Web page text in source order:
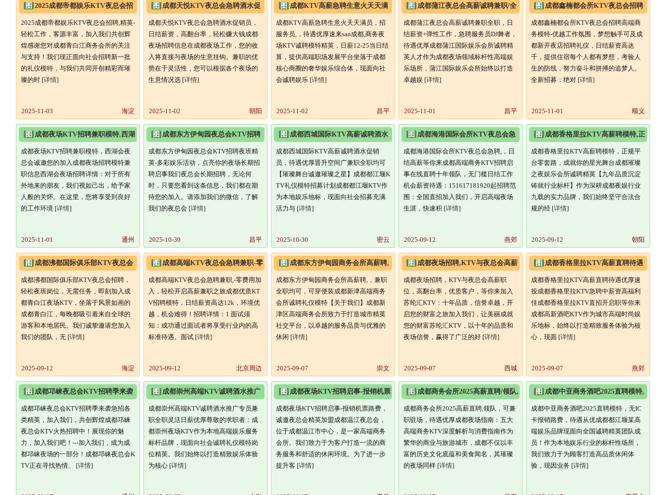
图 2025成都帝都娱乐KTV夜总会招
聘,精英-轻松工作,客
2025成都帝都娱乐KTV夜总会招聘,精英-
轻松工作，客源丰富，加入我们共创辉
煌感谢您对成都青白江商务会所的关注
与支持！我们现正面向社会招聘新一批
的礼仪模特，与我们共同开创精彩而璀
璨的时 [详情]
2025-11-03 海淀
图 成都天悦KTV夜总会急聘酒水促
销员,日结薪资,高翻台率,轻松
成都天悦KTV夜总会急聘酒水促销员，
日结薪资，高翻台率，轻松赚大钱成都
夜场招聘信息在成都夜场工作，您的收
入将直接与夜场的生意挂钩。兼职的优
势在于灵活性，您可以根据各个夜场的
生意情况选 [详情]
2025-11-02 朝阳
图 成都KTV高薪急聘生意火天天满
员,招服务员/,待遇优
成都KTV高薪急聘生意火天天满员，招
服务员,，待遇优厚速来san成都,商务夜
场KTV诚聘模特精英，日薪12-25当日结
算，提供高端职场发展平台坐落于成都
核心商圈的奢华娱乐综合体，现面向社
会诚聘娱乐 [详情]
2025-11-02 昌平
图 成都蒲江夜总会高薪诚聘兼职/全
职,日结薪资+弹性工作,急
成都蒲江夜总会高薪诚聘兼职全职，日
结薪资+弹性工作，急聘服务员DJ舞者，
待遇优厚成都蒲江国际娱乐会所诚聘精
英人才作为成都夜场领域标杆性高端娱
乐场所，蒲江国际娱乐会所始终以打造
卓越娱 [详情]
2025-11-01 昌平
图 成都鑫楠都会所KTV夜总会招聘
高端商务模特-优越工作氛围,梦
成都鑫楠都会所KTV夜总会招聘高端商
务模特-优越工作氛围，梦想触手可及成
都新开夜店招聘礼仪，日结薪资高达
千，提供住宿每个人都有梦想，考验人
生的防线，努力奋斗和拼搏的追梦人。
全新招募：绝对 [详情]
2025-11-01 顺义
图 成都夜场KTV招聘兼职模特,西湖
会夜总会诚邀您的加入
成都夜场KTV招聘兼职模特，西湖会夜
总会诚邀您的加入成都夜场招聘模特兼
职信息西湖会夜场招聘详情：对于所有
外地来的朋友，我们视如己出，给予家
人般的关怀。在这里，您将享受到良好
的工作环境 [详情]
2025-11-01 通州
图 成都东方伊甸园夜总会KTV招聘
夜班精英-多彩娱乐活动,点
成都东方伊甸园夜总会KTV招聘夜班精
英-多彩娱乐活动，点亮你的夜场长期招
聘启事我们夜总会长期招聘，无论何
时，只要您看到这条信息，我们都在期
待您的加入。请添加我们的微信，了解
我们的夜总会 [详情]
2025-10-30 昌平
图 成都西城国际KTV高薪诚聘酒水
促销员,待遇优厚/晋升空间
成都西城国际KTV高薪诚聘酒水促销
员，待遇优厚晋升空间广兼职全职均可
【璀璨舞台诚邀璀璨之星】成都都江堰K
TV礼仪模特招募计划成都都江堰KTV作
为本地娱乐地标，现面向社会招募充满
活力与 [详情]
2025-10-30 密云
图 成都海港国际会所KTV夜总会急
聘,日结高薪等你来
成都海港国际会所KTV夜总会急聘,，日
结高薪等你来成都高端商务KTV招聘启
事在线直聘十年领队，无门槛日结工作
机会薪资待遇：151617181920起招聘范
围：全国直招加入我们，开启高端夜场
生涯，快速积 [详情]
2025-09-12 燕郊
图 成都香格里拉KTV高薪聘模特,正
规平台零套路,成就你的星
成都香格里拉KTV高薪聘模特，正规平
台零套路，成就你的星光舞台成都璀璨
之夜娱乐会所诚聘精英【九年品质沉淀
铸就行业标杆】作为深耕成都夜娱行业
九载的实力品牌，我们始终坚守合法合
规的经 [详情]
2025-09-12 朝阳
图 成都沸都国际俱乐部KTV夜总会
招聘,轻松夜班岗位,无需任务,
成都沸都国际俱乐部KTV夜总会招聘，
轻松夜班岗位，无需任务，即刻加入成
都青白江夜场KTV，坐落于风景如画的
成都青白江，每晚都吸引着来自全球的
游客和本地居民。我们诚挚邀请您加入
我们的团队，无 [详情]
2025-09-12 海淀
图 成都高端KTV夜总会急聘兼职-零
费用加入,轻松开启高薪兼职
成都高端KTV夜总会急聘兼职,-零费用加
入，轻松开启高薪兼职之旅成都优质KT
V招聘模特，日结薪资高达12k，环境优
越，机会难得！招聘详情：1.面试须
知：成功通过面试者将享受行业内的高
标准待遇。面试 [详情]
2025-09-12 北京周边
图 成都东方伊甸园商务会所高薪聘,
兼职全职均可,可穿便装
成都东方伊甸园商务会所高薪聘,，兼职
全职均可，可穿便装成都新津高端商务
会所诚聘礼仪模特【关于我们】成都新
津区高端商务会所致力于打造城市精英
社交平台，以卓越的服务品质与优雅的
休闲 [详情]
2025-09-07 崇文
图 成都夜场招聘,KTV与夜总会高薪
职位,高翻台率,优质客户,
成都夜场招聘，KTV与夜总会高薪职
位，高翻台率，优质客户，等你来加入
苏纶汇KTV：十年品质，信誉卓越，开
启您的财富之旅加入我们，让美丽成就
您的财富苏纶汇KTV，以十年的品质和
夜场信誉，赢得了广泛的好 [详情]
2025-09-07 西城
图 成都香格里拉KTV高薪直聘待遇
优厚速投n
成都香格里拉KTV高薪直聘待遇优厚速
投成都香格里拉KTV急聘中薪资高福利
佳成都香格里拉KTV直招开启职等你来
成都高新酒吧KTV作为城市高端时尚娱
乐地标，始终以打造精致服务体验为核
心，现面 [详情]
2025-09-07 燕郊
图 成都邛崃夜总会KTV招聘季来袭
急招各类精英,加入我们,共创辉
成都邛崃夜总会KTV招聘季来袭急招各
类精英，加入我们，共创辉煌成都邛崃
夜总会KTV火热招聘中！展现你的魅
力，加入我们吧！---加入我们，成为成
都邛崃夜场的一部分！成都邛崃夜总会K
TV正在寻找热情、 [详情]
图 成都崇州高端KTV诚聘酒水推广
专员兼职/全职灵活日薪
成都崇州高端KTV诚聘酒水推广专员兼
职全职灵活日薪优厚尊敬的求职者：成
都崇州夜场KTV作为本地高端娱乐服务
标杆品牌，现面向社会诚聘礼仪模特岗
位精英。我们始终以打造精致娱乐体验
为核心 [详情]
图 成都夜场KTV招聘启事-报销机票
路费,诚邀夜总会精英加盟
成都夜场KTV招聘启事-报销机票路费，
诚邀夜总会精英加盟成都温江夜总会，
位于成都温江市中心，是一家高端商务
会所。我们致力于为客户打造一流的商
务服务和舒适的休闲环境。为了进一步
提升客 [详情]
图 成都商务会所2025高薪直聘/领队,
可兼职驻场,待遇优
成都商务会所2025高薪直聘,领队，可兼
职驻场，待遇优厚成都夜场指南：五大
高端商务KTV深度解析与消费指南作为
繁华的商业与旅游城市，成都不仅以丰
富的历史文化底蕴和美食闻名，其璀璨
的夜场同样 [详情]
图 成都中亚商务酒吧2025直聘模特,
无IC卡/报销路费,待
成都中亚商务酒吧2025直聘模特，无IC
卡报销路费，待遇从优成都都江堰某高
端娱乐品牌现面向全国诚聘精英团队成
员！作为本地娱乐行业的标杆性场所，
我们致力于为顾客打造高品质休闲体
验，现因业务 [详情]